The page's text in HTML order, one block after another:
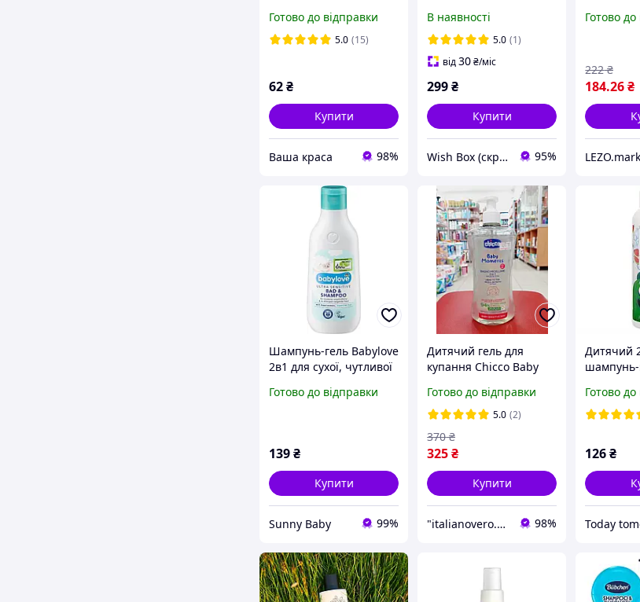
170 мл Тутті-Фрутті
Готово до відправки
5.0 (15)
62₴
Купити
Ваша краса 98%
500 мл
В наявності
5.0 (1)
від30₴/міс
299₴
Купити
Wish Box (скринька бажань) 95%
Готово
184.26₴
222 ₴
Шампунь-гель Babylove
2в1 для сухої, чутливої
шкіри, 250мл
Готово до відправки
139₴
Купити
Sunny Baby 99%
Дитячий гель для
купання Chicco Baby
сліз 500мл із дозатором
Готово до відправки
5.0 (2)
325₴
370 ₴
Купити
"italianovero.com.ua" - інтернет-магазин продуктів харчування та побутової хімії з Європи 98%
Дитячий
шампунь-
кавуна,
мл
Готово
126₴